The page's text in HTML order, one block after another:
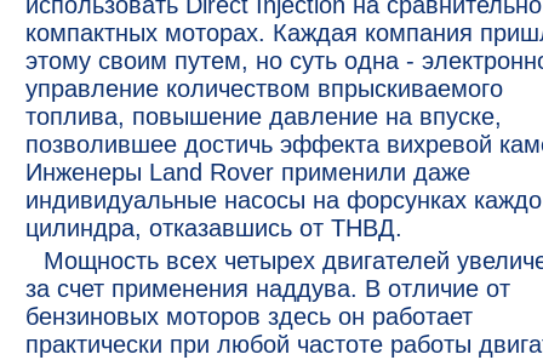
компактных моторах. Каждая компания
этому своим путем, но суть одна -
управление количеством впрыскиваемого
топлива, повышение давление на впуске,
позволившее достичь эффекта вихревой
Инженеры Land Rover применили даже
индивидуальные насосы на форсунках
цилиндра, отказавшись от ТНВД.
Мощность всех четырех двигателей
за счет применения наддува. В отличие от
бензиновых моторов здесь он работает
практически при любой частоте работы